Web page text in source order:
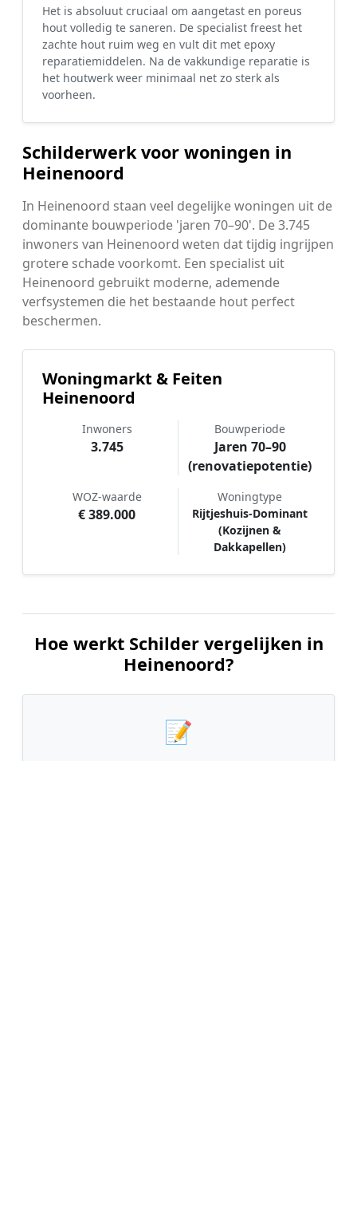
Het is absoluut cruciaal om aangetast en poreus
hout volledig te saneren. De specialist freest het
zachte hout ruim weg en vult dit met epoxy
reparatiemiddelen. Na de vakkundige reparatie is
het houtwerk weer minimaal net zo sterk als
voorheen.
Schilderwerk voor woningen in
Heinenoord
In Heinenoord staan veel degelijke woningen uit de
dominante bouwperiode 'jaren 70–90'. De 3.745
inwoners van Heinenoord weten dat tijdig ingrijpen
grotere schade voorkomt. Een specialist uit
Heinenoord gebruikt moderne, ademende
verfsystemen die het bestaande hout perfect
beschermen.
Woningmarkt & Feiten
Heinenoord
Inwoners
3.745
Bouwperiode
Jaren 70–90
(renovatiepotentie)
WOZ-waarde
€ 389.000
Woningtype
Rijtjeshuis-Dominant
(Kozijnen &
Dakkapellen)
Hoe werkt Schilder vergelijken in
Heinenoord?
📝